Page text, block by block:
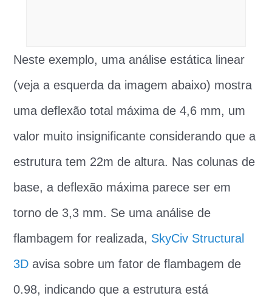
Neste exemplo, uma análise estática linear
(veja a esquerda da imagem abaixo) mostra
uma deflexão total máxima de 4,6 mm, um
valor muito insignificante considerando que a
estrutura tem 22m de altura. Nas colunas de
base, a deflexão máxima parece ser em
torno de 3,3 mm. Se uma análise de
flambagem for realizada, SkyCiv Structural
3D avisa sobre um fator de flambagem de
0.98, indicando que a estrutura está